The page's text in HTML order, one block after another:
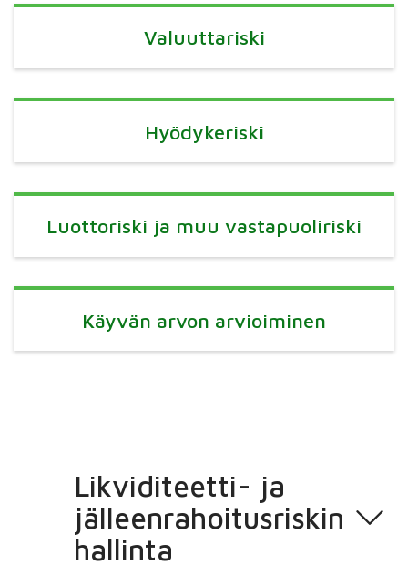
Valuuttariski
Hyödykeriski
Luottoriski ja muu vastapuoliriski
Käyvän arvon arvioiminen
Likviditeetti- ja
jälleenrahoitusriskin
hallinta